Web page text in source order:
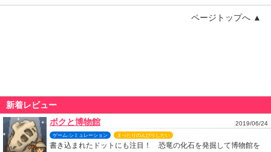
ページトップへ ▲
新着レビュー
ボクと博物館
2019/06/24
ゲーム-シミュレーション まったりのんびりしたい
書き込まれたドットにも注目！ 恐竜の化石を発掘して博物館を